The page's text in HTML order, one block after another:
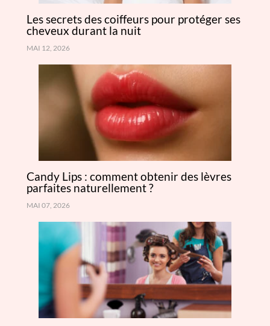
Les secrets des coiffeurs pour protéger ses
cheveux durant la nuit
MAI 12, 2026
Candy Lips : comment obtenir des lèvres
parfaites naturellement ?
MAI 07, 2026